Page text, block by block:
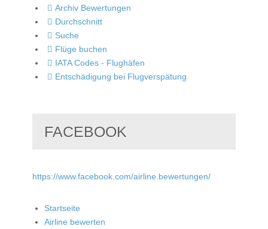
Archiv Bewertungen
Durchschnitt
Suche
Flüge buchen
IATA Codes - Flughäfen
Entschädigung bei Flugverspätung
FACEBOOK
https://www.facebook.com/airline.bewertungen/
Startseite
Airline bewerten